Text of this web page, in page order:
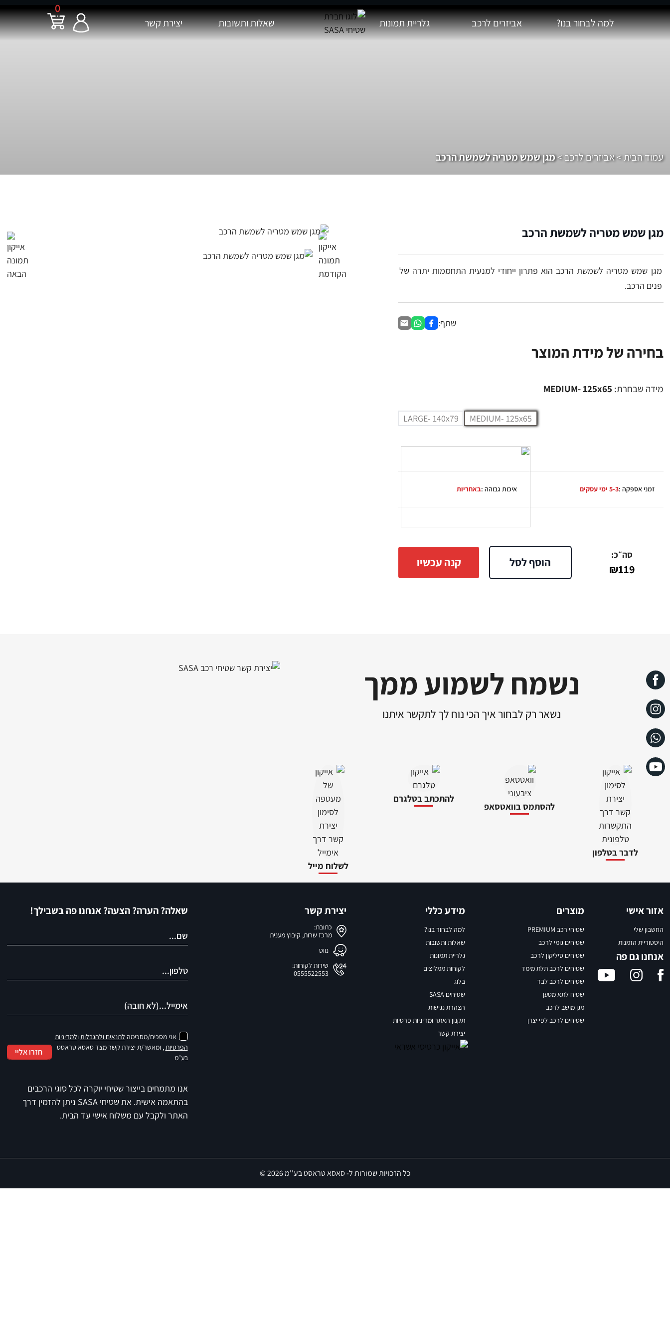
למה לבחור בנו? אביזרים לרכב גלריית תמונות שאלות ותשובות יצירת קשר
0
עמוד הבית>אביזרים לרכב>מגן שמש מטריה לשמשת הרכב
מגן שמש מטריה לשמשת הרכב
מגן שמש מטריה לשמשת הרכב הוא פתרון ייחודי למנעית התחממות יתרה של
פנים הרכב.
שתף:
בחירה של מידת המוצר
מידה שבחרת: MEDIUM- 125x65
MEDIUM- 125x65
LARGE- 140x79
זמני אספקה : 5-3 ימי עסקים איכות גבוהה : באחריות
סה״כ:
₪119 הוסף לסל קנה עכשיו
נשמח לשמוע ממך
נשאר רק לבחור איך הכי נוח לך לתקשר איתנו
לדבר בטלפון
להסתמס בוואטסאפ
להתכתב בטלגרם
לשלוח מייל
אזור אישי
החשבון שלי
היסטוריית הזמנות
אנחנו גם פה
מוצרים
שטיחי רכב PREMIUM
שטיחים גומי לרכב
שטיחים סיליקון לרכב
שטיחים לרכב תלת מימד
שטיחים לרכב לבד
שטיח לתא מטען
מגן מושב לרכב
שטיחים לרכב לפי יצרן
מידע כללי
למה לבחור בנו?
שאלות ותשובות
גלריית תמונות
לקוחות ממליצים
בלוג
שטיחים SASA
הצהרת נגישות
תקנון האתר ומדיניות פרטיות
יצירת קשר
יצירת קשר
כתובת:
מרכז שרות, קיבוץ מענית
נווט
שירות לקוחות:
0555522553
שאלה? הערה? הצעה? אנחנו פה בשבילך!
הפרטיות, ומאשר/ת יצירת קשר מצד סאסא טראסט
בע״מ
חזרו אליי
אנו מתמחים בייצור שטיחי יוקרה לכל סוגי הרכבים
בהתאמה אישית. את שטיחי SASA ניתן להזמין דרך
האתר ולקבל עם משלוח אישי עד הבית.